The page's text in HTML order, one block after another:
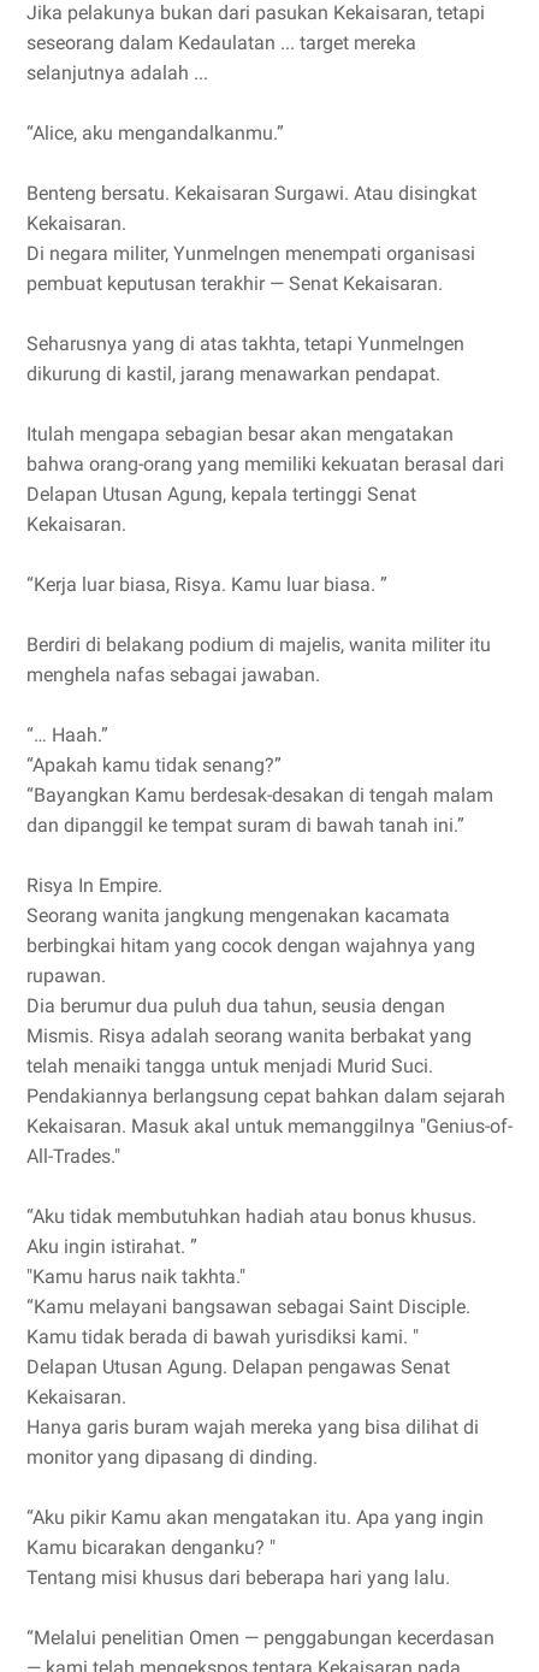
Jika pelakunya bukan dari pasukan Kekaisaran, tetapi
seseorang dalam Kedaulatan ... target mereka
selanjutnya adalah ...
“Alice, aku mengandalkanmu.”
Benteng bersatu. Kekaisaran Surgawi. Atau disingkat
Kekaisaran.
Di negara militer, Yunmelngen menempati organisasi
pembuat keputusan terakhir — Senat Kekaisaran.
Seharusnya yang di atas takhta, tetapi Yunmelngen
dikurung di kastil, jarang menawarkan pendapat.
Itulah mengapa sebagian besar akan mengatakan
bahwa orang-orang yang memiliki kekuatan berasal dari
Delapan Utusan Agung, kepala tertinggi Senat
Kekaisaran.
“Kerja luar biasa, Risya. Kamu luar biasa. ”
Berdiri di belakang podium di majelis, wanita militer itu
menghela nafas sebagai jawaban.
“… Haah.”
“Apakah kamu tidak senang?”
“Bayangkan Kamu berdesak-desakan di tengah malam
dan dipanggil ke tempat suram di bawah tanah ini.”
Risya In Empire.
Seorang wanita jangkung mengenakan kacamata
berbingkai hitam yang cocok dengan wajahnya yang
rupawan.
Dia berumur dua puluh dua tahun, seusia dengan
Mismis. Risya adalah seorang wanita berbakat yang
telah menaiki tangga untuk menjadi Murid Suci.
Pendakiannya berlangsung cepat bahkan dalam sejarah
Kekaisaran. Masuk akal untuk memanggilnya "Genius-of-
All-Trades."
“Aku tidak membutuhkan hadiah atau bonus khusus.
Aku ingin istirahat. ”
"Kamu harus naik takhta."
“Kamu melayani bangsawan sebagai Saint Disciple.
Kamu tidak berada di bawah yurisdiksi kami. "
Delapan Utusan Agung. Delapan pengawas Senat
Kekaisaran.
Hanya garis buram wajah mereka yang bisa dilihat di
monitor yang dipasang di dinding.
“Aku pikir Kamu akan mengatakan itu. Apa yang ingin
Kamu bicarakan denganku? "
Tentang misi khusus dari beberapa hari yang lalu.
“Melalui penelitian Omen — penggabungan kecerdasan